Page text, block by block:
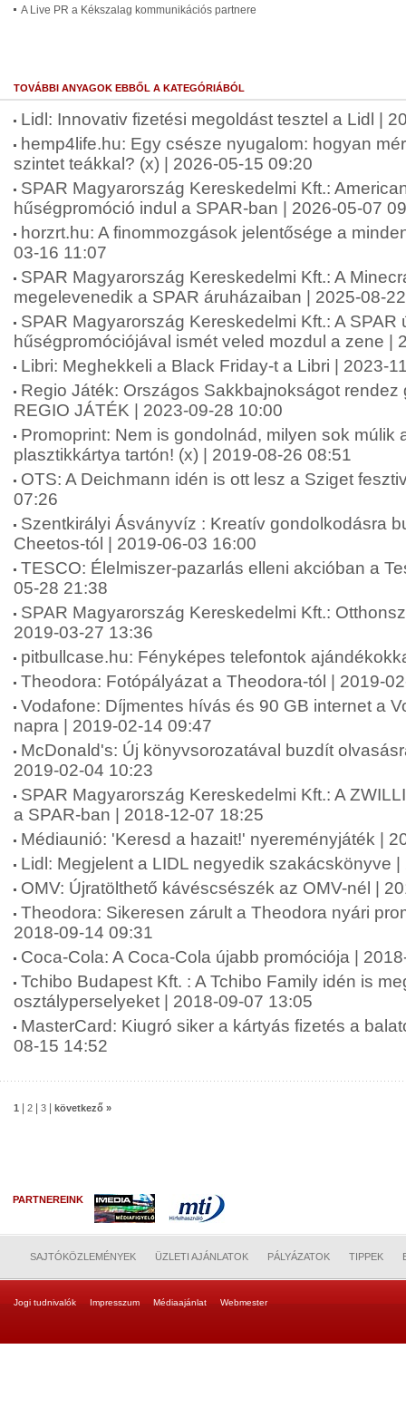
A Live PR a Kékszalag kommunikációs partnere
TOVÁBBI ANYAGOK EBBŐL A KATEGÓRIÁBÓL
Lidl: Innovativ fizetési megoldást tesztel a Lidl |
hemp4life.hu: Egy csésze nyugalom: hogyan
szintet teákkal? (x) | 2026-05-15 09:20
SPAR Magyarország Kereskedelmi Kft.:
hűségpromóció indul a SPAR-ban | 2026-05-07
horzrt.hu: A finommozgások jelentősége a
03-16 11:07
SPAR Magyarország Kereskedelmi Kft.: A
megelevenedik a SPAR áruházaiban | 2025-08-
SPAR Magyarország Kereskedelmi Kft.: A SPAR
hűségpromóciójával ismét veled mozdul a zene |
Libri: Meghekkeli a Black Friday-t a Libri | 2023-
Regio Játék: Országos Sakkbajnokságot rendez
REGIO JÁTÉK | 2023-09-28 10:00
Promoprint: Nem is gondolnád, milyen sok múlik
plasztikkártya tartón! (x) | 2019-08-26 08:51
OTS: A Deichmann idén is ott lesz a Sziget
07:26
Szentkirályi Ásványvíz : Kreatív gondolkodásra
Cheetos-tól | 2019-06-03 16:00
TESCO: Élelmiszer-pazarlás elleni akcióban a
05-28 21:38
SPAR Magyarország Kereskedelmi Kft.:
2019-03-27 13:36
pitbullcase.hu: Fényképes telefontok
Theodora: Fotópályázat a Theodora-tól | 2019-
Vodafone: Díjmentes hívás és 90 GB internet a
napra | 2019-02-14 09:47
McDonald's: Új könyvsorozatával buzdít
2019-02-04 10:23
SPAR Magyarország Kereskedelmi Kft.: A
a SPAR-ban | 2018-12-07 18:25
Médiaunió: 'Keresd a hazait!' nyereményjáték |
Lidl: Megjelent a LIDL negyedik szakácskönyve
OMV: Újratölthető kávéscsészék az OMV-nél |
Theodora: Sikeresen zárult a Theodora nyári
2018-09-14 09:31
Coca-Cola: A Coca-Cola újabb promóciója |
Tchibo Budapest Kft. : A Tchibo Family idén is
osztályperselyeket | 2018-09-07 13:05
MasterCard: Kiugró siker a kártyás fizetés a
08-15 14:52
1 2 3 következő »
PARTNEREINK
SAJTÓKÖZLEMÉNYEK ÜZLETI AJÁNLATOK PÁLYÁZATOK TIPPEK
Jogi tudnivalók Impresszum Médiaajánlat Webmester